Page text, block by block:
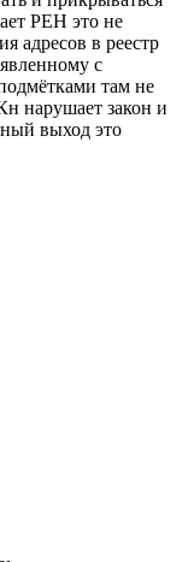
РЕН это не
адресов в реестр
с
там не
нарушает закон и
выход это